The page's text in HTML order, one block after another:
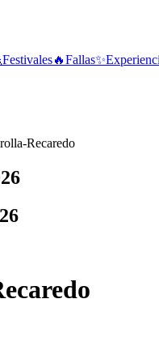
Festivales🔥Fallas✨
Recaredo